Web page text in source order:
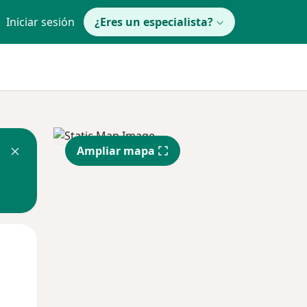
Iniciar sesión ¿Eres un especialista?
Ampliar mapa